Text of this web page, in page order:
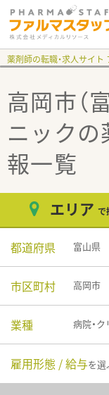
薬剤師の転職・求人サイト
高岡市（
ニックの
報一覧
エリア で
都道府県 富山県
市区町村 高岡市
業種 病院・
雇用形態 / 給与を選